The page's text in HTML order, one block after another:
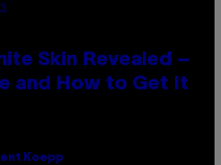
Skin Revealed –
and How to Get It
Koepp